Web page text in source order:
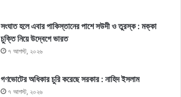
সংঘাত হলে এবার পাকিস্তানের পাশে সউদী ও তুরস্ক : মক্কা
চুক্তি নিয়ে উদ্বেগে ভারত
৭ আগস্ট, ২০২৬
গণভোটের অধিকার চুরি করেছে সরকার : নাহিদ ইসলাম
৭ আগস্ট, ২০২৬